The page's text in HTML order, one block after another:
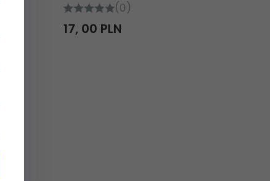
(0)
17, 00 PLN